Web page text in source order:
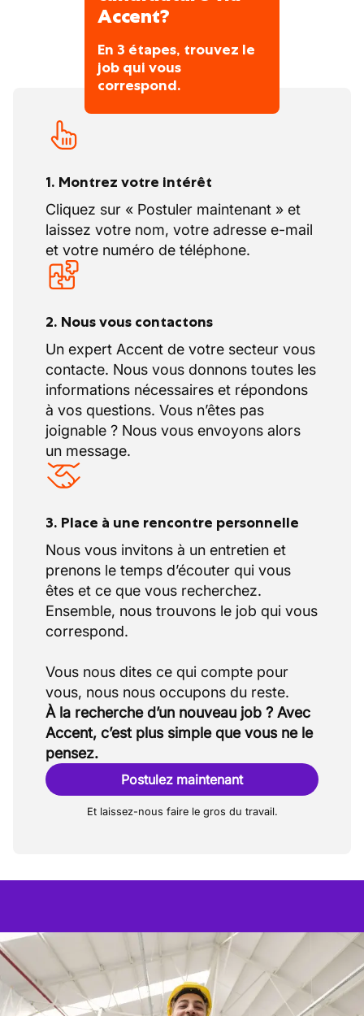
Accent?
En 3 étapes, trouvez le
job qui vous
correspond.
1. Montrez votre intérêt
Cliquez sur « Postuler maintenant » et
laissez votre nom, votre adresse e-mail
et votre numéro de téléphone.
2. Nous vous contactons
Un expert Accent de votre secteur vous
contacte. Nous vous donnons toutes les
informations nécessaires et répondons
à vos questions. Vous n’êtes pas
joignable ? Nous vous envoyons alors
un message.
3. Place à une rencontre personnelle
Nous vous invitons à un entretien et
prenons le temps d’écouter qui vous
êtes et ce que vous recherchez.
Ensemble, nous trouvons le job qui vous
correspond.
Vous nous dites ce qui compte pour
À la recherche d’un nouveau job ? Avec
Accent, c’est plus simple que vous ne le
pensez.
Postulez maintenant
Et laissez-nous faire le gros du travail.